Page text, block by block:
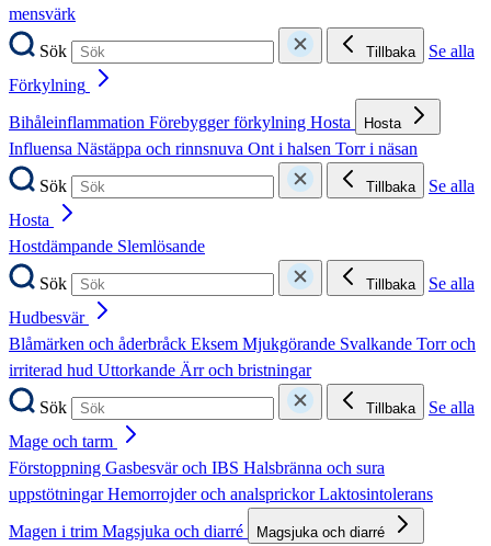
mensvärk
Sök
Tillbaka
Se alla
Förkylning
Bihåleinflammation Förebygger förkylning Hosta Hosta
Influensa Nästäppa och rinnsnuva Ont i halsen Torr i näsan
Sök
Tillbaka
Se alla
Hosta
Hostdämpande Slemlösande
Sök
Tillbaka
Se alla
Hudbesvär
Blåmärken och åderbråck Eksem Mjukgörande Svalkande Torr och
irriterad hud Uttorkande Ärr och bristningar
Sök
Tillbaka
Se alla
Mage och tarm
Förstoppning Gasbesvär och IBS Halsbränna och sura
uppstötningarHemorrojder och analsprickorLaktosintolerans
Magen i trim Magsjuka och diarré Magsjuka och diarré